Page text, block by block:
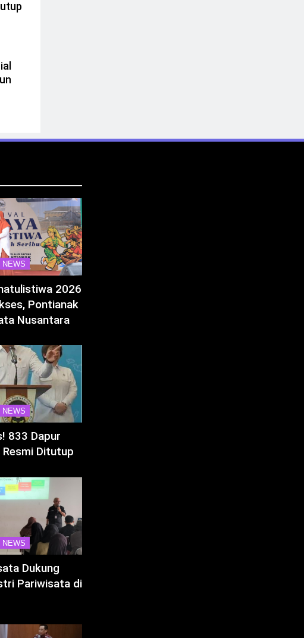
NEWS
2026
Pontianak
Nusantara
NEWS
833 Dapur
Resmi Ditutup
NEWS
Dukung
Pariwisata di